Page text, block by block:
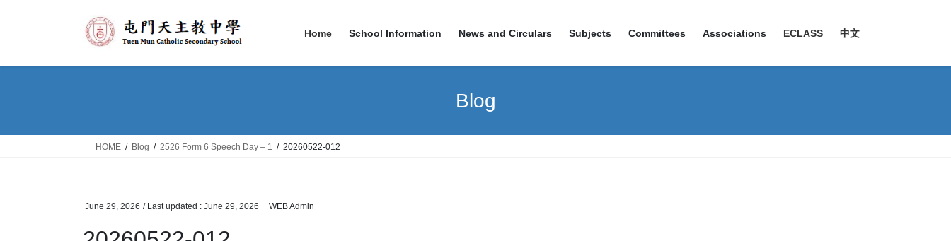
Home School Information News and Circulars Subjects Committees Associations ECLASS 中文
Blog
HOME Blog 2526 Form 6 Speech Day – 1 20260522-012
June 29, 2026 / Last updated : June 29, 2026 WEB Admin